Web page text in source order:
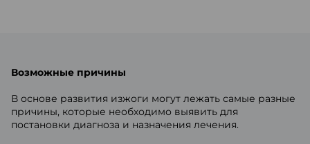
Возможные причины
В основе развития изжоги могут лежать самые разные
причины, которые необходимо выявить для
постановки диагноза и назначения лечения.